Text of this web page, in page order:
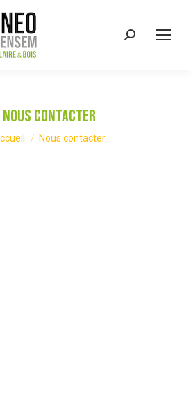
Recherche
Nous contacter
êtes ici :Nous contacter